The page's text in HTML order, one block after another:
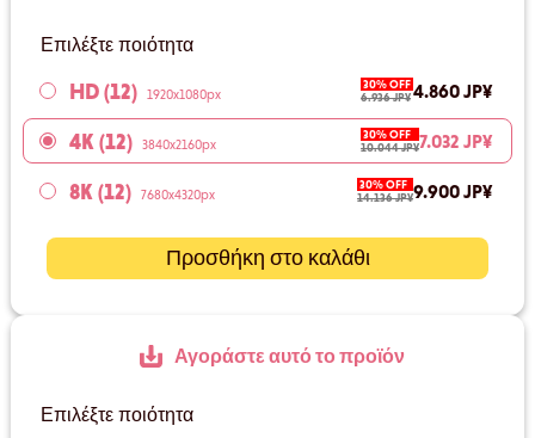
Επιλέξτε ποιότητα
HD (12) 1920x1080px
30% OFF
6.936 JP¥4.860 JP¥
4K (12) 3840x2160px
30% OFF
10.044 JP¥7.032 JP¥
8K (12) 7680x4320px
30% OFF
14.136 JP¥9.900 JP¥
Προσθήκη στο καλάθι
Αγοράστε αυτό το προϊόν
Επιλέξτε ποιότητα